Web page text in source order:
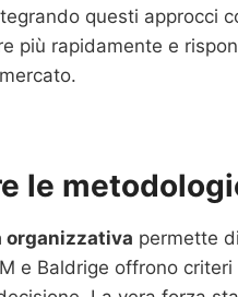
questi approcci
più rapidamente e
mercato.
le
organizzativa permette
e Baldrige offrono